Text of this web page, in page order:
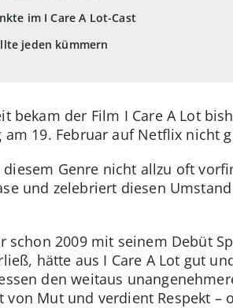
im I Care A Lot-Cast
jeden kümmern
bekam der Film I Care A Lot
19. Februar auf Netflix nicht
Genre nicht allzu oft
und zelebriert diesen
schon 2009 mit seinem Debüt
hätte aus I Care A Lot gut
den weitaus
Mut und verdient Respekt –